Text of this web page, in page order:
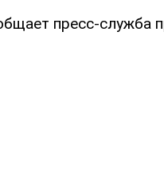
пресс-служба